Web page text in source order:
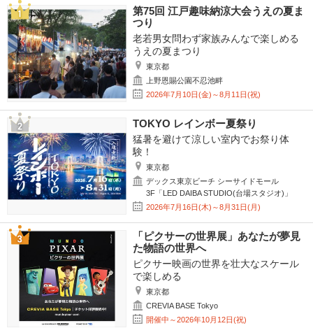
第75回 江戸趣味納涼大会うえの夏ま
つり
老若男女問わず家族みんなで楽しめる
うえの夏まつり
東京都
上野恩賜公園不忍池畔
2026年7月10日(金)～8月11日(祝)
TOKYO レインボー夏祭り
猛暑を避けて涼しい室内でお祭り体
験！
東京都
デックス東京ビーチ シーサイドモール
3F「LED DAIBA STUDIO(台場スタジオ)」
2026年7月16日(木)～8月31日(月)
「ピクサーの世界展」あなたが夢見
た物語の世界へ
ピクサー映画の世界を壮大なスケール
で楽しめる
東京都
CREVIA BASE Tokyo
開催中～2026年10月12日(祝)